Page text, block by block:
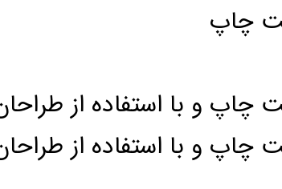
چاپ
چاپ و با استفاده از
چاپ و با استفاده از